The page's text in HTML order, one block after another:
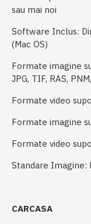
sau mai noi
Software Inclus:
(Mac OS)
Formate imagine
JPG, TIF, RAS,
Formate video
Formate imagine
Formate video
Standare Imagine:
CARCASA